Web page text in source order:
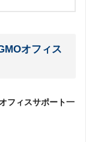
オフィス
フィスサポート一